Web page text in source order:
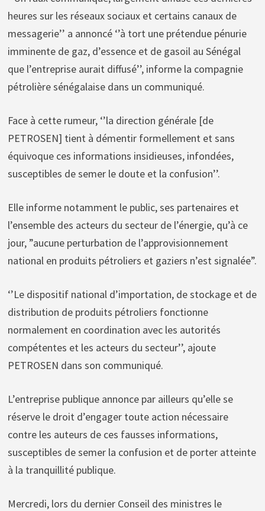
heures sur les réseaux sociaux et certains canaux de
messagerie’’ a annoncé ‘’à tort une prétendue pénurie
imminente de gaz, d’essence et de gasoil au Sénégal
que l’entreprise aurait diffusé’’, informe la compagnie
pétrolière sénégalaise dans un communiqué.
Face à cette rumeur, ‘’la direction générale [de
PETROSEN] tient à démentir formellement et sans
équivoque ces informations insidieuses, infondées,
susceptibles de semer le doute et la confusion’’.
Elle informe notamment le public, ses partenaires et
l’ensemble des acteurs du secteur de l’énergie, qu’à ce
jour, ”aucune perturbation de l’approvisionnement
national en produits pétroliers et gaziers n’est signalée”.
‘’Le dispositif national d’importation, de stockage et de
distribution de produits pétroliers fonctionne
normalement en coordination avec les autorités
compétentes et les acteurs du secteur’’, ajoute
PETROSEN dans son communiqué.
L’entreprise publique annonce par ailleurs qu’elle se
réserve le droit d’engager toute action nécessaire
contre les auteurs de ces fausses informations,
susceptibles de semer la confusion et de porter atteinte
à la tranquillité publique.
Mercredi, lors du dernier Conseil des ministres le